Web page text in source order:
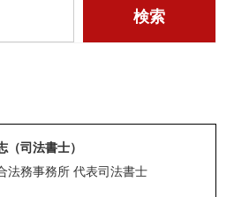
（司法書士）
法務事務所 代表司法書士